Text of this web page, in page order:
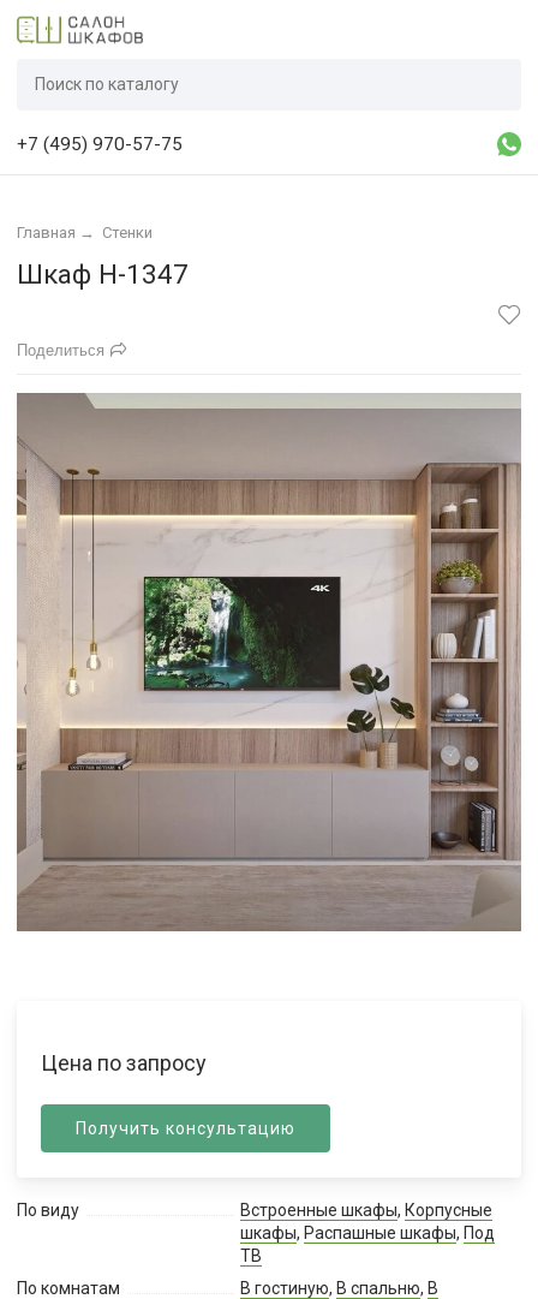
+7 (495) 970-57-75
Главная → Стенки
Шкаф Н-1347
Поделиться
Цена по запросу
Получить консультацию
По виду Встроенные шкафы, Корпусные
шкафы, Распашные шкафы, Под
ТВ
По комнатам
В гостиную, В спальню, В